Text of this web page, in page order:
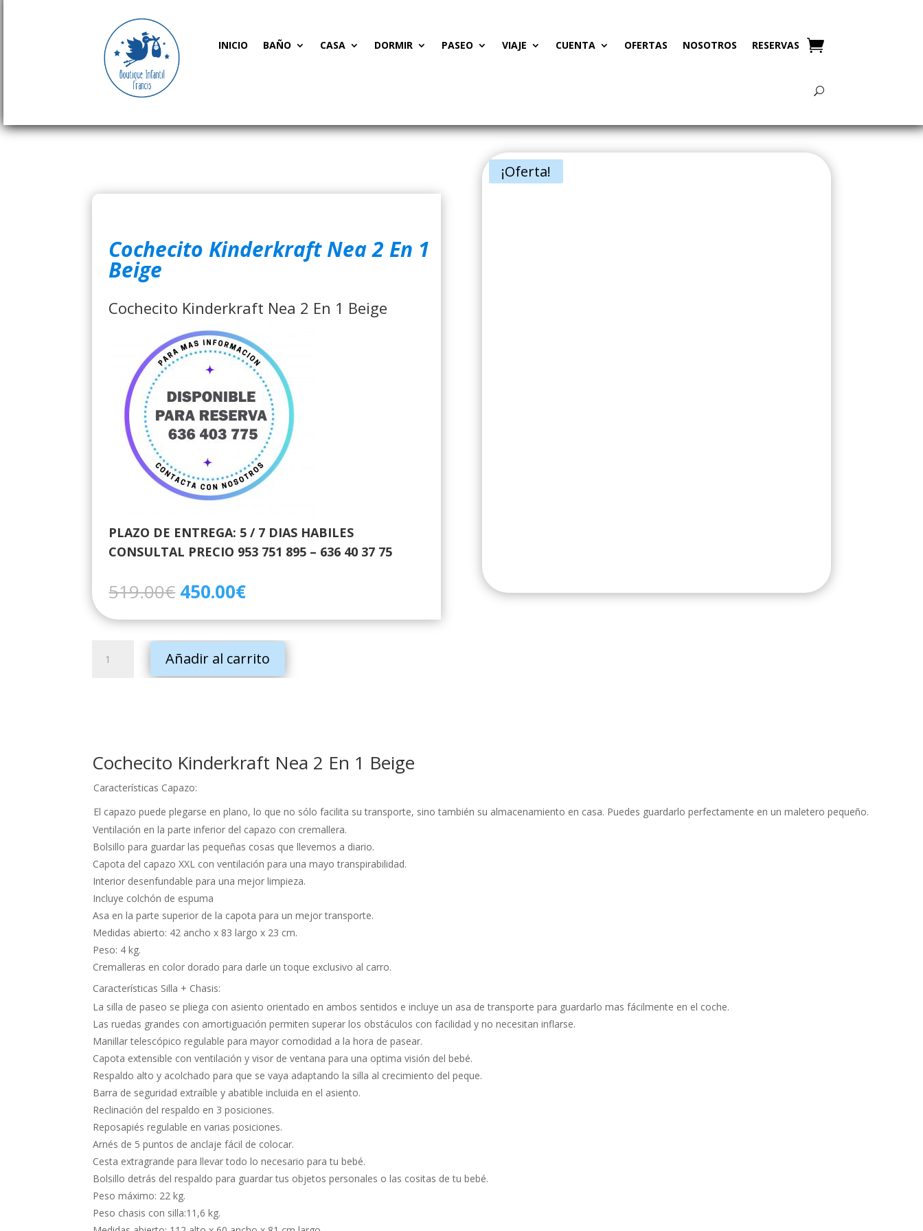
INICIO BAÑO CASA DORMIR PASEO VIAJE CUENTA OFERTAS NOSOTROS RESERVAS
Cochecito Kinderkraft Nea 2 En 1
Beige
Cochecito Kinderkraft Nea 2 En 1 Beige
PLAZO DE ENTREGA: 5 / 7 DIAS HABILES
CONSULTAL PRECIO 953 751 895 – 636 40 37 75
519.00€ El
precio
original
era:
519.00€.
450.00€El
actual
es:
450.00€.
Kinderkraft
cantidad
Añadir al carrito
¡Oferta!
Cochecito Kinderkraft Nea 2 En 1 Beige
Características Capazo:
El capazo puede plegarse en plano, lo que no sólo facilita su transporte, sino también su almacenamiento en casa. Puedes guardarlo perfectamente en un maletero pequeño.
Ventilación en la parte inferior del capazo con cremallera.
Bolsillo para guardar las pequeñas cosas que llevemos a diario.
Capota del capazo XXL con ventilación para una mayo transpirabilidad.
Interior desenfundable para una mejor limpieza.
Incluye colchón de espuma
Asa en la parte superior de la capota para un mejor transporte.
Medidas abierto: 42 ancho x 83 largo x 23 cm.
Peso: 4 kg.
Cremalleras en color dorado para darle un toque exclusivo al carro.
Características Silla + Chasis:
La silla de paseo se pliega con asiento orientado en ambos sentidos e incluye un asa de transporte para guardarlo mas fácilmente en el coche.
Las ruedas grandes con amortiguación permiten superar los obstáculos con facilidad y no necesitan inflarse.
Manillar telescópico regulable para mayor comodidad a la hora de pasear.
Capota extensible con ventilación y visor de ventana para una optima visión del bebé.
Respaldo alto y acolchado para que se vaya adaptando la silla al crecimiento del peque.
Barra de seguridad extraíble y abatible incluida en el asiento.
Reclinación del respaldo en 3 posiciones.
Reposapiés regulable en varias posiciones.
Arnés de 5 puntos de anclaje fácil de colocar.
Cesta extragrande para llevar todo lo necesario para tu bebé.
Bolsillo detrás del respaldo para guardar tus objetos personales o las cositas de tu bebé.
Peso máximo: 22 kg.
Peso chasis con silla:11,6 kg.